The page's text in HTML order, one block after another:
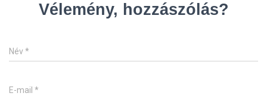
Vélemény, hozzászólás?
Név*
E-mail *